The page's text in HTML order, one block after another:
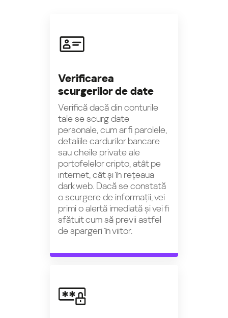
Verificarea
scurgerilor de date
Verifică dacă din conturile
tale se scurg date
personale, cum ar fi parolele,
detaliile cardurilor bancare
sau cheile private ale
portofelelor cripto, atât pe
internet, cât și în rețeaua
dark web. Dacă se constată
o scurgere de informații, vei
primi o alertă imediată și vei fi
sfătuit cum să previi astfel
de spargeri în viitor.